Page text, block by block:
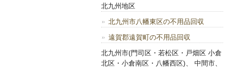
北九州地区
北九州市八幡東区の不用品回収
遠賀郡遠賀町の不用品回収
北九州市(門司区・若松区・戸畑区 小倉
北区・小倉南区・八幡西区)、 中間市、